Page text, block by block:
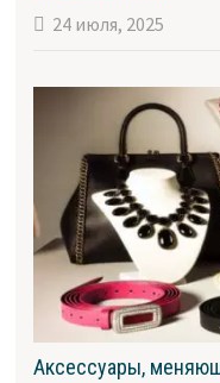
24 июля, 2025
Аксессуары,